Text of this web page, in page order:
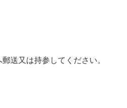
送又は持参してください。